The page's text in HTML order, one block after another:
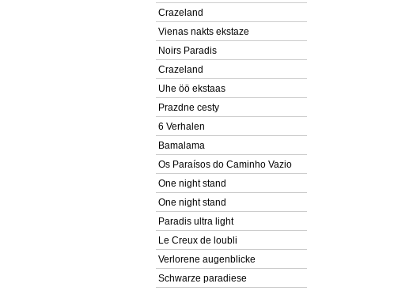
Crazeland
Vienas nakts ekstaze
Noirs Paradis
Crazeland
Uhe öö ekstaas
Prazdne cesty
6 Verhalen
Bamalama
Os Paraísos do Caminho Vazio
One night stand
One night stand
Paradis ultra light
Le Creux de loubli
Verlorene augenblicke
Schwarze paradiese